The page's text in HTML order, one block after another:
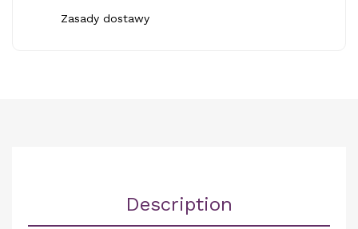
Zasady dostawy
Description